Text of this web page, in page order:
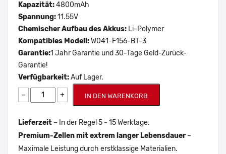
Kapazität:4800mAh
Spannung:11.55V
Chemischer Aufbau des Akkus: Li-Polymer
Kompatibles Modell:W041-F156-BT-3
Garantie:1 Jahr Garantie und 30-Tage Geld-Zurück-
Garantie!
Verfügbarkeit:Auf Lager.
− + IN DEN WARENKORB
Lieferzeit – In der Regel 5 - 15 Werktage.
Premium-Zellen mit extrem langer Lebensdauer–
Maximale Leistung durch erstklassige Materialien.